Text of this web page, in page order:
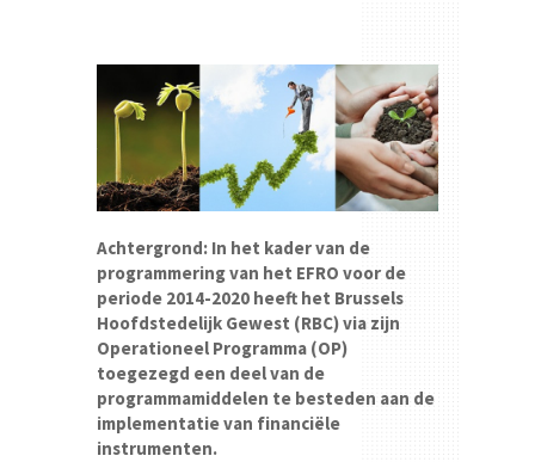
Achtergrond: In het kader van de
programmering van het EFRO voor de
periode 2014-2020 heeft het Brussels
Hoofdstedelijk Gewest (RBC) via zijn
Operationeel Programma (OP)
toegezegd een deel van de
programmamiddelen te besteden aan de
implementatie van financiële
instrumenten.